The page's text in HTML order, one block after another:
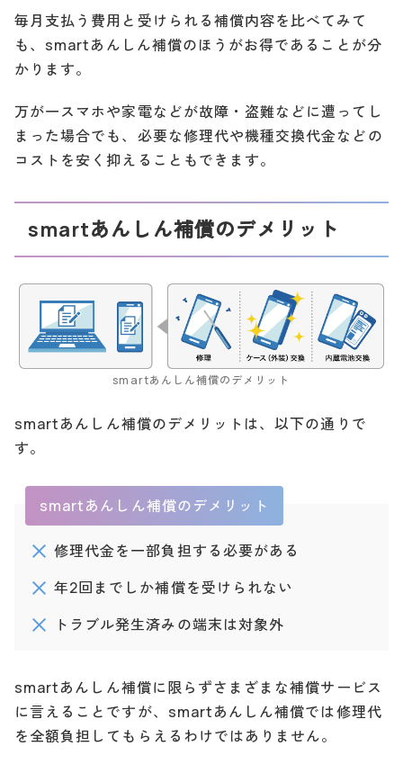
毎月支払う費用と受けられる補償内容を比べてみて
も、smartあんしん補償のほうがお得であることが分
かります。
万が一スマホや家電などが故障・盗難などに遭ってし
まった場合でも、必要な修理代や機種交換代金などの
コストを安く抑えることもできます。
smartあんしん補償のデメリット
smartあんしん補償のデメリット
smartあんしん補償のデメリットは、以下の通りで
す。
smartあんしん補償のデメリット
修理代金を一部負担する必要がある
年2回までしか補償を受けられない
トラブル発生済みの端末は対象外
smartあんしん補償に限らずさまざまな補償サービス
に言えることですが、smartあんしん補償では修理代
を全額負担してもらえるわけではありません。